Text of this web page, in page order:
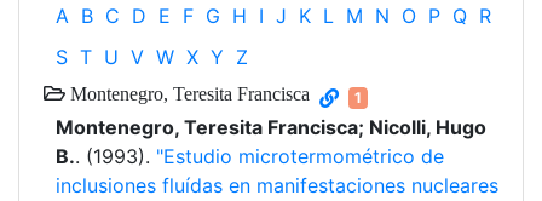
A B C D E F G H I J K L M N O P Q R
S T U V W X Y Z
Montenegro, Teresita Francisca 1
Montenegro, Teresita Francisca; Nicolli, Hugo
B.. (1993). "Estudio microtermométrico de
inclusiones fluídas en manifestaciones nucleares